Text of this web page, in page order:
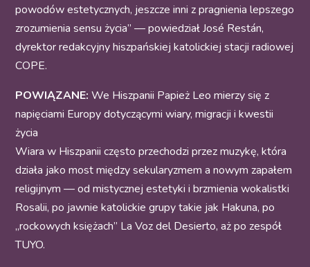
powodów estetycznych, jeszcze inni z pragnienia lepszego
zrozumienia sensu życia” — powiedział José Restán,
dyrektor redakcyjny hiszpańskiej katolickiej stacji radiowej
COPE.
POWIĄZANE: We Hiszpanii Papież Leo mierzy się z
napięciami Europy dotyczącymi wiary, migracji i kwestii
życia
Wiara w Hiszpanii często przechodzi przez muzykę, która
działa jako most między sekularyzmem a nowym zapałem
religijnym — od mistycznej estetyki i brzmienia wokalistki
Rosalii, po jawnie katolickie grupy takie jak Hakuna, po
„rockowych księżach” La Voz del Desierto, aż po zespół
TUYO.